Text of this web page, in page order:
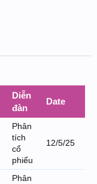
Diễn
đàn
Date
Phân
tích
cổ
phiếu
12/5/25
Phân